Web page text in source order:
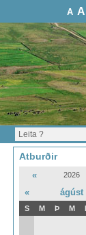
A A
Atburðir
« 2026
«
ágúst
S M Þ M